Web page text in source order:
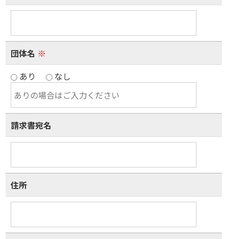
団体名 ※
あり
なし
請求書宛名
住所